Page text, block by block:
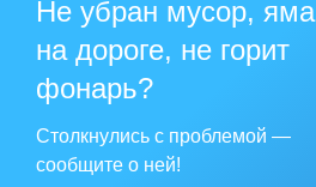
Не убран мусор, яма
на дороге, не горит
фонарь?
Столкнулись с проблемой —
сообщите о ней!